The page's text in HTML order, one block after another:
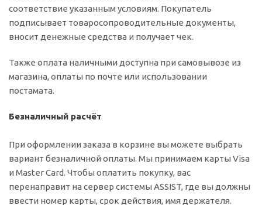
соответствие указанным условиям. Покупатель
подписывает товаросопроводительные документы,
вносит денежные средства и получает чек.
Также оплата наличными доступна при самовывозе из
магазина, оплаты по почте или использовании
постамата.
Безналичный расчёт
При оформлении заказа в корзине вы можете выбрать
вариант безналичной оплаты. Мы принимаем карты Visa
и Master Card. Чтобы оплатить покупку, вас
перенаправит на сервер системы ASSIST, где вы должны
ввести номер карты, срок действия, имя держателя.